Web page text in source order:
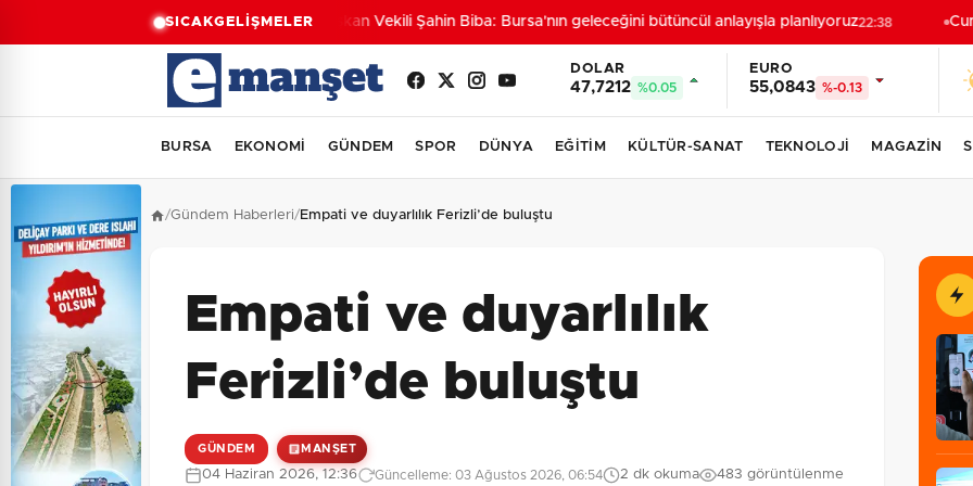
SICAKGELİŞMELERBaşkan Vekili Şahin Biba: Bursa'nın geleceğini bütüncül anlayışla planlıyoruz22:38
DOLAR
47,7212 %0.05
EURO
55,0843 %-0.13
BURSA EKONOMİ GÜNDEM SPOR DÜNYA EĞİTİM KÜLTÜR-SANAT TEKNOLOJİ MAGAZİN
/Gündem Haberleri/Empati ve duyarlılık Ferizli’de buluştu
Empati ve duyarlılık
Ferizli’de buluştu
GÜNDEM MANŞET
04 Haziran 2026, 12:36 Güncelleme: 03 Ağustos 2026, 06:54 2 dk okuma 483 görüntülenme